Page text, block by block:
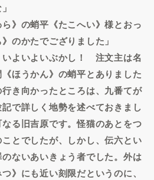
ら》の蛸平《たこへい》様とおっ
のかたでござりました」
よいよいぶかし！ 注文主は名
ほうかん》の蛸平とありました
き向かったところは、九番てが
で詳しく地勢を述べておきまし
る旧吉原です。怪猫のあとをつ
とでしたが、しかし、伝六とい
ないあいきょう者でした。外は
》にも近い刻限だというのに、